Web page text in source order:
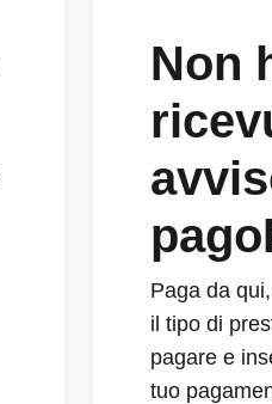
Non
Paga da
il tipo di
pagare e
tuo